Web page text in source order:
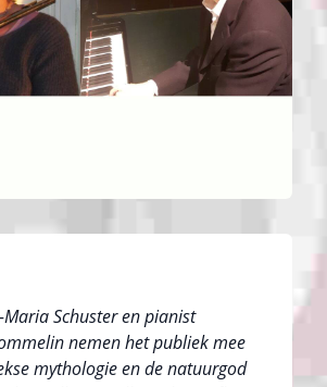
Maria Schuster en pianist
nemen het publiek mee
mythologie en de natuurgod